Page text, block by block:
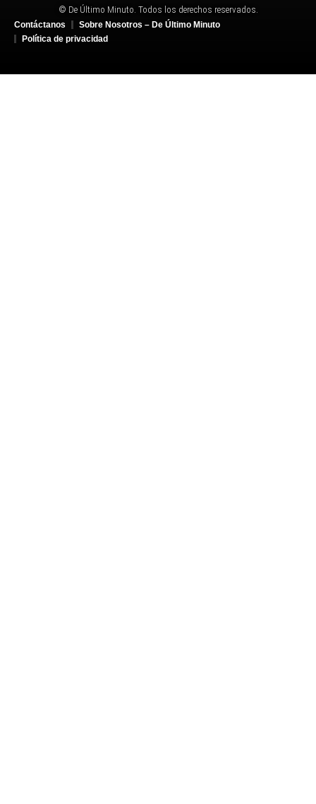
© De Último Minuto. Todos los derechos reservados.
Contáctanos
Sobre Nosotros – De Último Minuto
Política de privacidad